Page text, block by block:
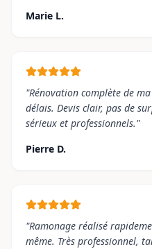
Marie L.
"Rénovation complète de
délais. Devis clair, pas de
sérieux et professionnels."
Pierre D.
"Ramonage réalisé
même. Très professionnel,